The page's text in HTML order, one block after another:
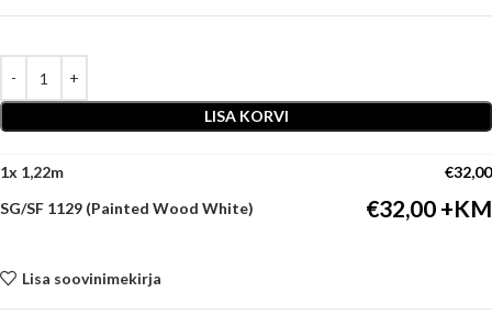
LISA KORVI
1x €32,00
SG/SF 1129 (Painted Wood White)
€32,00
Lisa soovinimekirja